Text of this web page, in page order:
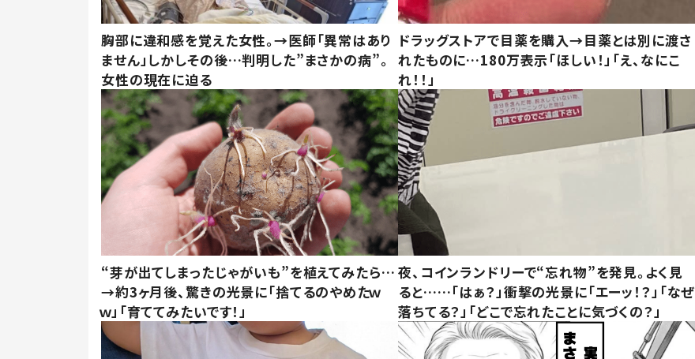
胸部に違和感を覚えた女性。→医師「異常はあり
ません」しかしその後…判明した”まさかの病”。
女性の現在に迫る
ドラッグストアで目薬を購入→目薬とは別に渡さ
れたものに…180万表示「ほしい！」「え、なにこ
れ！！」
“芽が出てしまったじゃがいも”を植えてみたら…
→約3ヶ月後、驚きの光景に「捨てるのやめたｗ
ｗ」「育ててみたいです！」
夜、コインランドリーで“忘れ物”を発見。よく見
ると……「はぁ？」衝撃の光景に「エーッ！？」「なぜ
落ちてる？」「どこで忘れたことに気づくの？」